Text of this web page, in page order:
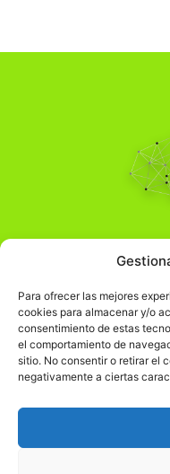
Para ofrecer las mejores
cookies para almacenar y/o
consentimiento de estas
el comportamiento de
sitio. No consentir o retirar el
negativamente a ciertas
Comprender el
჻